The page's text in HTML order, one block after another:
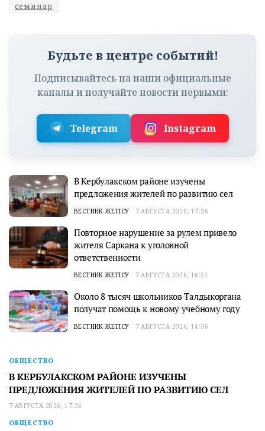
семинар
Будьте в центре событий!
Подписывайтесь на наши официальные
каналы и получайте новости первыми:
Telegram Instagram
В Кербулакском районе изучены
предложения жителей по развитию сел
ВЕСТНИК ЖЕТІСУ 7 АВГУСТА 2026, 17:36
Повторное нарушение за рулем привело
жителя Саркана к уголовной
ответственности
ВЕСТНИК ЖЕТІСУ 7 АВГУСТА 2026, 16:51
Около 8 тысяч школьников Талдыкоргана
получат помощь к новому учебному году
ВЕСТНИК ЖЕТІСУ 7 АВГУСТА 2026, 14:36
ОБЩЕСТВО
В КЕРБУЛАКСКОМ РАЙОНЕ ИЗУЧЕНЫ
ПРЕДЛОЖЕНИЯ ЖИТЕЛЕЙ ПО РАЗВИТИЮ СЕЛ
7 АВГУСТА 2026, 17:36
ОБЩЕСТВО